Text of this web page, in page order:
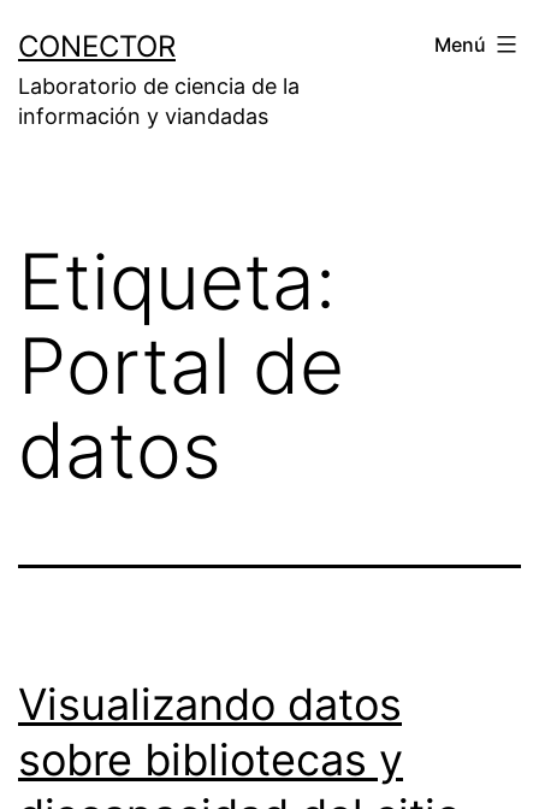
contenido
CONECTOR
Laboratorio de ciencia de la
información y viandadas
Menú
Etiqueta:
Portal de
datos
Visualizando datos
sobre bibliotecas y